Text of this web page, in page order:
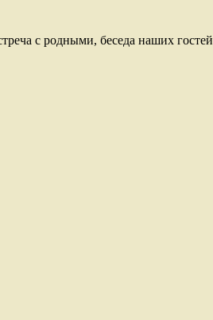
с родными, беседа наших гостей